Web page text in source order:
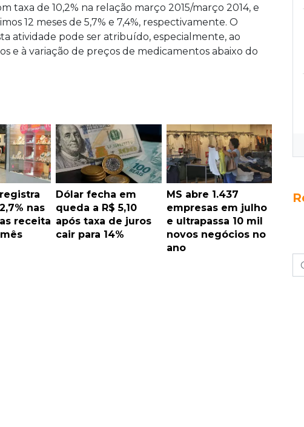
taxa de 10,2% na relação março 2015/março 2014, e
12 meses de 5,7% e 7,4%, respectivamente. O
atividade pode ser atribuído, especialmente, ao
e à variação de preços de medicamentos abaixo do
nas
receita
Dólar fecha em
queda a R$ 5,10
após taxa de juros
cair para 14%
MS abre 1.437
empresas em julho
e ultrapassa 10 mil
novos negócios no
ano